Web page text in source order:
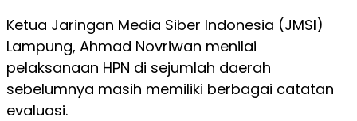
Ketua Jaringan Media Siber Indonesia (JMSI)
Lampung, Ahmad Novriwan menilai
pelaksanaan HPN di sejumlah daerah
sebelumnya masih memiliki berbagai catatan
evaluasi.